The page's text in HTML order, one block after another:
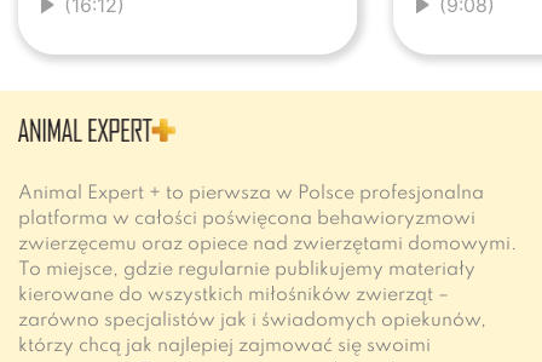
(16:12) (9:08)
Animal Expert + to pierwsza w Polsce profesjonalna
platforma w całości poświęcona behawioryzmowi
zwierzęcemu oraz opiece nad zwierzętami domowymi.
To miejsce, gdzie regularnie publikujemy materiały
kierowane do wszystkich miłośników zwierząt –
zarówno specjalistów jak i świadomych opiekunów,
którzy chcą jak najlepiej zajmować się swoimi